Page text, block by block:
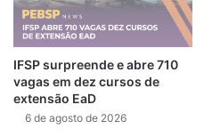
IFSP surpreende e abre 710
vagas em dez cursos de
extensão EaD
6 de agosto de 2026